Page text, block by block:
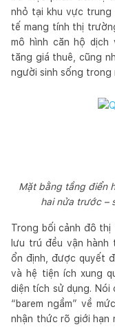
nhỏ tại khu vực trung
tế mang tính thị
mô hình căn hộ dịch
tăng giá thuê, cũng
người sinh sống trong
Mặt bằng tầng điển
hai nửa trước –
Trong bối cảnh đô thị
lưu trú đều vận
ổn định, được quyết
và hệ tiện ích xung
diện tích sử dụng.
“barem ngầm” về
nhận thức rõ giới hạn